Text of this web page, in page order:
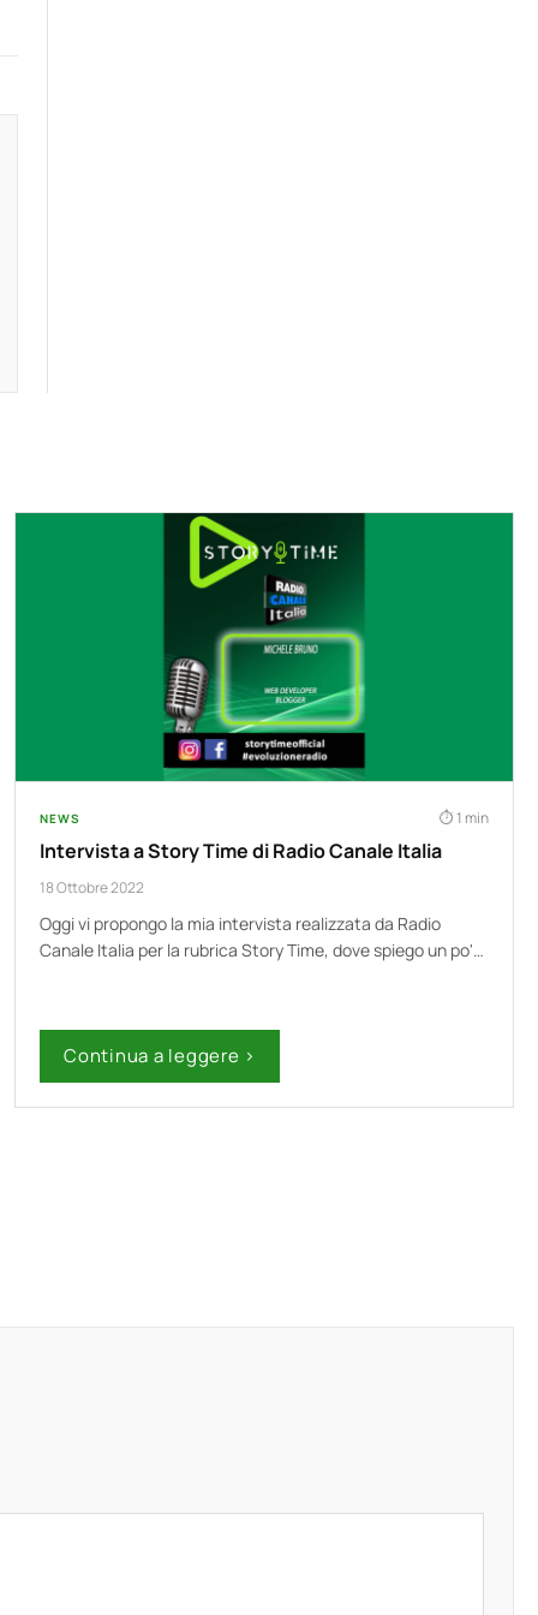
NEWS 1 min
Intervista a Story Time di Radio Canale Italia
18 Ottobre 2022
Oggi vi propongo la mia intervista realizzata da Radio
Canale Italia per la rubrica Story Time, dove spiego un po'…
Continua a leggere ›